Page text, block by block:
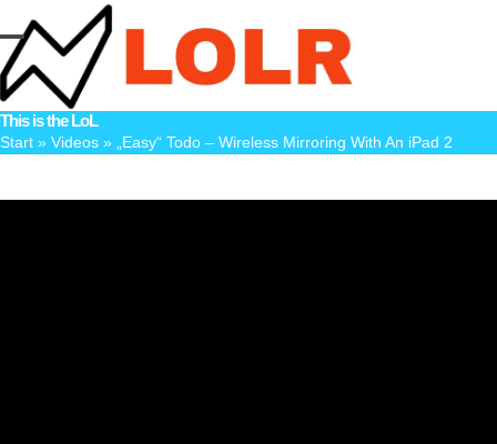
to
content
Open
mobile
menu
Close
mobile
menu
This is the LoL
Start » Videos » „Easy“ Todo – Wireless Mirroring With An iPad 2